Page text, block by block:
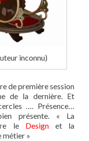
inconnu)
de première session
de la dernière. Et
…. Présence…
présente. « La
le Designet la
métier »